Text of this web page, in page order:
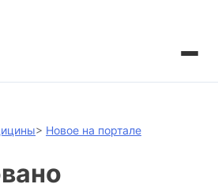
> Новое на портале